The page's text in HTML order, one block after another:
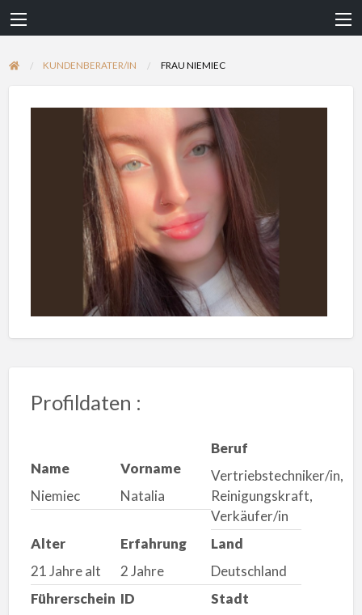
KUNDENBERATER/IN FRAU NIEMIEC
Profildaten :
Name
Niemiec
Vorname
Natalia
Beruf
Vertriebstechniker/in,
Reinigungskraft,
Verkäufer/in
Alter
21 Jahre alt
Erfahrung
2 Jahre
Land
Deutschland
Führerschein ID
Stadt